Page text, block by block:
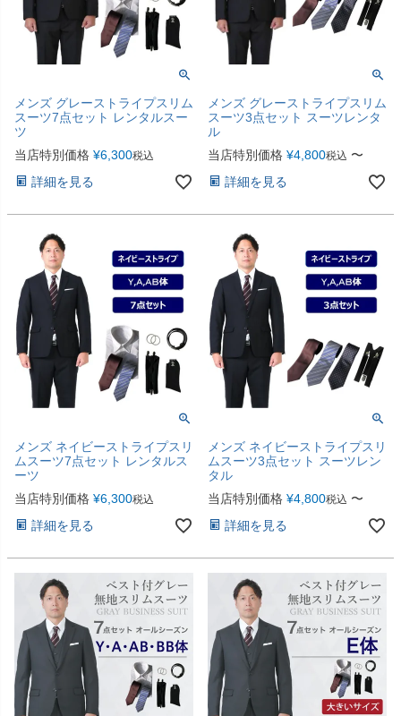
メンズ グレーストライプスリム
スーツ7点セット レンタルスー
ツ
当店特別価格 ¥6,300税込
詳細を見る
メンズ グレーストライプスリム
スーツ3点セット スーツレンタ
ル
当店特別価格 ¥4,800税込 〜
詳細を見る
メンズ ネイビーストライプスリ
ムスーツ7点セット レンタルス
ーツ
当店特別価格 ¥6,300税込
詳細を見る
メンズ ネイビーストライプスリ
ムスーツ3点セット スーツレン
タル
当店特別価格 ¥4,800税込 〜
詳細を見る